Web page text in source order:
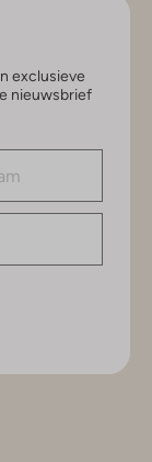
exclusieve
nieuwsbrief